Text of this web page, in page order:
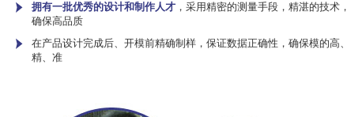
拥有一批优秀的设计和制作人才 ，采用精密的测量手段，精湛的技术，
确保高品质
在产品设计完成后、开模前精确制样，保证数据正确性，确保模的高、
精、准